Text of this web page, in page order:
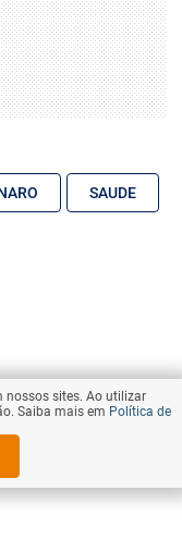
SAUDE
nossos sites. Ao utilizar
Saiba mais em Política de